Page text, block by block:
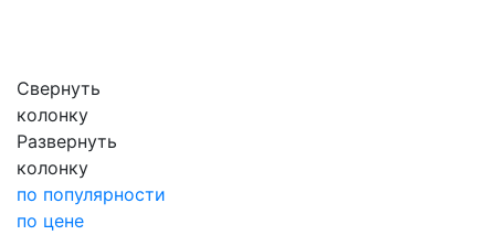
Свернуть
колонку
Развернуть
колонку
по популярности
по цене